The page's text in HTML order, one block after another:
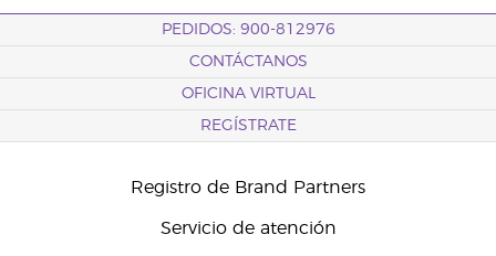
PEDIDOS: 900-812976
CONTÁCTANOS
OFICINA VIRTUAL
REGÍSTRATE
Registro de Brand Partners
Servicio de atención